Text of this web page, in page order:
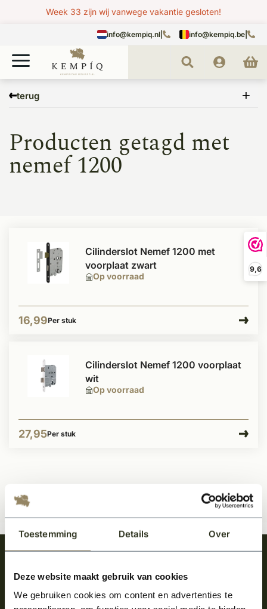
Toestemming Details Over
Deze website maakt gebruik van cookies
We gebruiken cookies om content en advertenties te
9,6
Week 33 zijn wij vanwege vakantie gesloten!
info@kempiq.nl info@kempiq.be
terug
nemef 1200
Producten getagd met
nemef 1200
Op voorraad
Cilinderslot Nemef 1200 met
voorplaat zwart
16,99Per stuk
Op voorraad
Cilinderslot Nemef 1200 voorplaat
wit
27,95Per stuk
over onze kempische bouwstijl!
Aanmelden voor de nieuwsbrief